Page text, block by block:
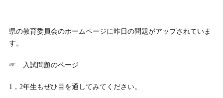
県の教育委員会のホームページに昨日の問題がアップされていま
す。
☞ 入試問題のページ
1，2年生もぜひ目を通してみてください。